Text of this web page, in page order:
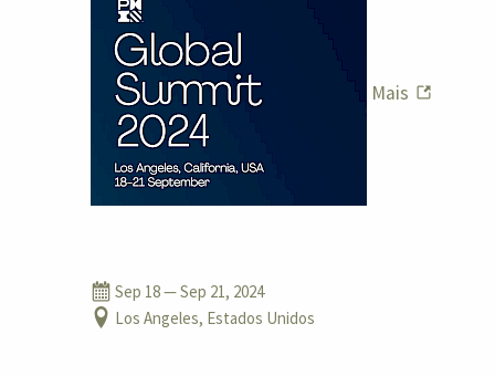
Mais
Sep 18— Sep 21, 2024
Los Angeles, Estados Unidos